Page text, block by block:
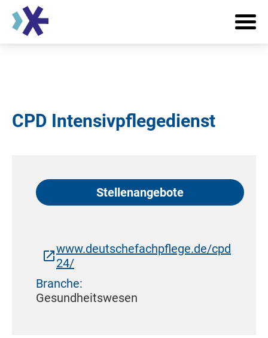
CPD Intensivpflegedienst
Stellenangebote
www.deutschefachpflege.de/cpd
24/
Branche:
Gesundheitswesen